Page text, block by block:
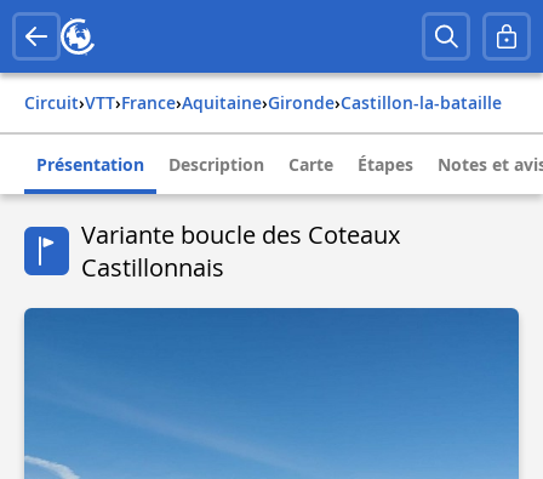
Circuit› VTT› france› aquitaine› gironde› castillon-la-bataille
Présentation Description Carte Étapes Notes et
Variante boucle des Coteaux
Castillonnais